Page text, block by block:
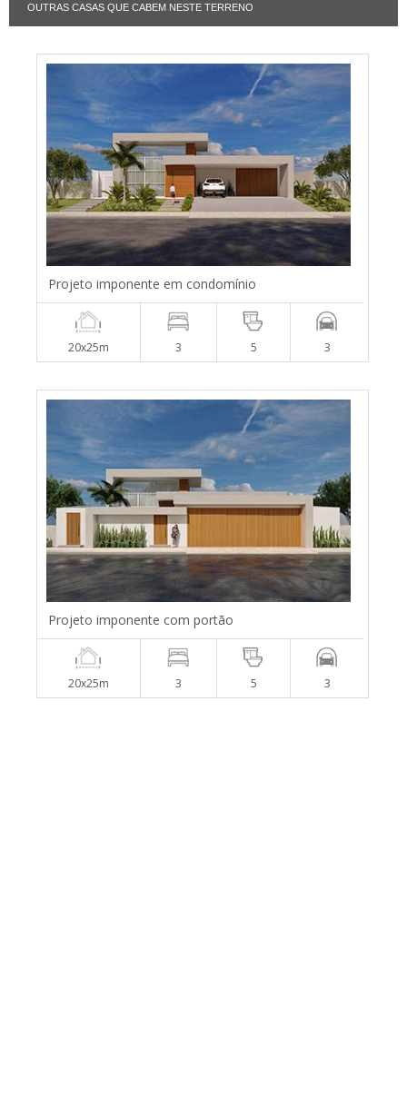
OUTRAS CASAS QUE CABEM NESTE TERRENO
Projeto imponente em condomínio
20x25m 3 5 3
Projeto imponente com portão
20x25m 3 5 3